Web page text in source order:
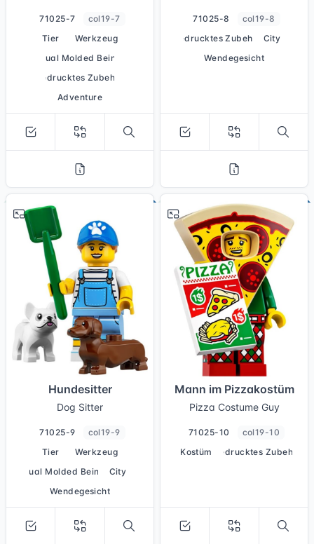
71025-7
col19-7
Tier
Werkzeug
Dual Molded Beine
bedrucktes Zubehör
Adventure
71025-8
col19-8
bedrucktes Zubehör
City
Wendegesicht
Hundesitter
Dog Sitter
71025-9
col19-9
Tier
Werkzeug
Dual Molded Beine
City
Wendegesicht
Mann im Pizzakostüm
Pizza Costume Guy
71025-10
col19-10
Kostüm
bedrucktes Zubehör